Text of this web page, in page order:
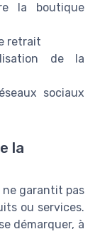
la boutique
retrait
de la
sociaux
la
ne garantit pas
ou services.
démarquer, à